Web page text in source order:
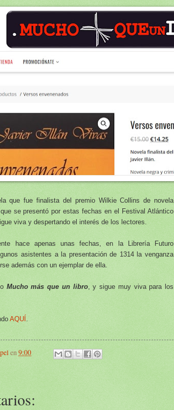
que fue finalista del premio Wilkie Collins de novela
se presentó por estas fechas en el Festival Atlántico
viva y despertando el interés de los lectores.
hace apenas unas fechas, en la Librería Futuro
asistentes a la presentación de 1314 la venganza
además con un ejemplar de ella.
Mucho más que un libro, y sigue muy viva para los
AQUÍ
en9:00